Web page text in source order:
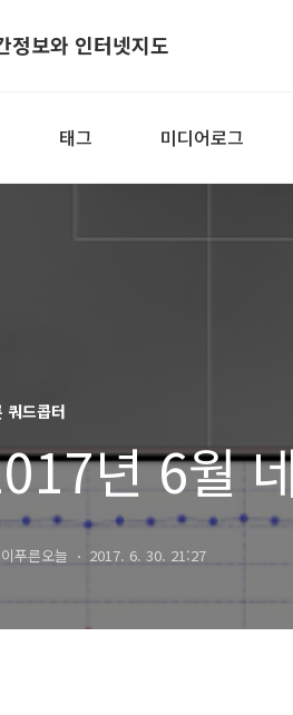
정보와 인터넷지도
태그 미디어로그
쿼드콥터
년 6월
푸른오늘 2017. 6. 30. 21:27